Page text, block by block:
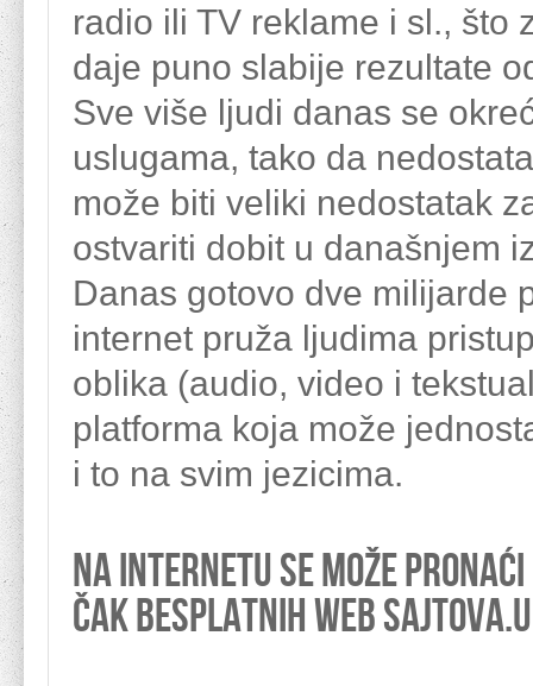
radio ili TV reklame i sl., što
daje puno slabije rezultate
Sve više ljudi danas se
uslugama, tako da
može biti veliki nedostatak
ostvariti dobit u današnjem
Danas gotovo dve milijarde
internet pruža ljudima
oblika (audio, video i
platforma koja može
i to na svim jezicima.
Na internetu se može
čak besplatnih web